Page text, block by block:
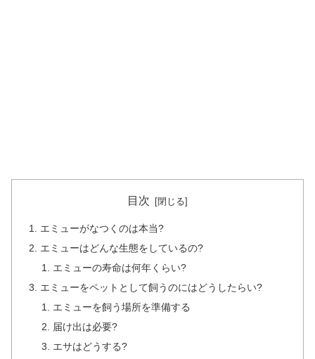
目次
エミューがなつくのは本当?
エミューはどんな生態をしているの?
エミューの寿命は何年くらい?
エミューをペットとして飼うのにはどうしたらい?
エミューを飼う場所を準備する
届け出は必要?
エサはどうする?